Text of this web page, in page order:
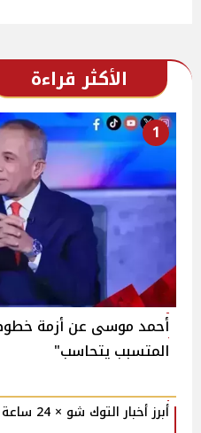
الأكثر قراءة
1
أحمد موسى عن أزمة خطوط
المتسبب يتحاسب"
أبرز أخبار التوك شو × 24 ساعة